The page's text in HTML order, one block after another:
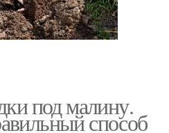
под малину.
способ